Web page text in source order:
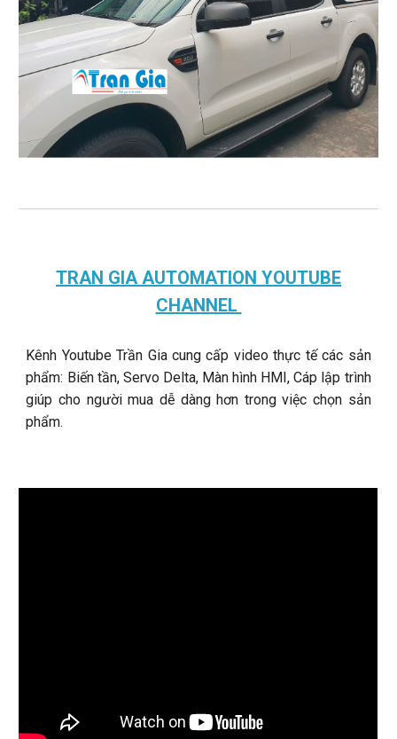
TRAN GIA AUTOMATION YOUTUBE
CHANNEL
Kênh Youtube Trần Gia cung cấp video thực tế các sản
phẩm: Biến tần, Servo Delta, Màn hình HMI, Cáp lập trình
giúp cho người mua dễ dàng hơn trong việc chọn sản
phẩm.